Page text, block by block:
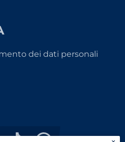
dei dati personali